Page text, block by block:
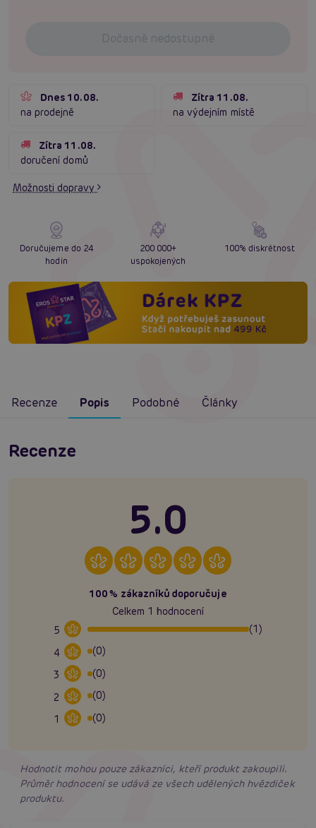
Dočasně nedostupné
Dnes 10.08.
na prodejně
Zítra 11.08.
na výdejním místě
Zítra 11.08.
doručení domů
Možnosti dopravy
Doručujeme do 24
hodin
200 000+
uspokojených
100% diskrétnost
Recenze Popis Podobné Články
Recenze
5.0
100% zákazníků doporučuje
Celkem 1 hodnocení
5
(1)
4
(0)
3
(0)
2
(0)
1
(0)
Hodnotit mohou pouze zákazníci, kteří produkt zakoupili.
Průměr hodnocení se udává ze všech udělených hvězdiček
produktu.